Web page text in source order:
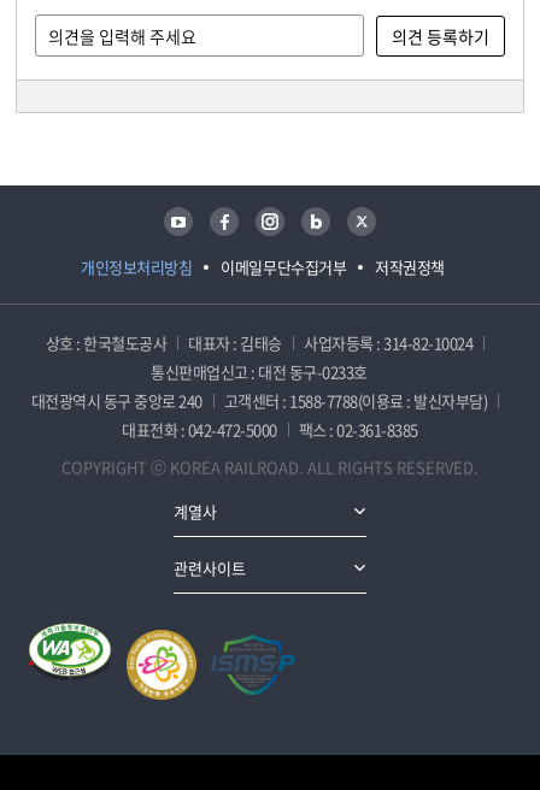
개인정보처리방침 이메일무단수집거부 저작권정책
유튜브 페이스북 인스타그램 블로그 트위터
상호 : 한국철도공사 대표자 : 김태승
사업자등록 : 314-82-10024
통신판매업신고 : 대전 동구-0233호
대전광역시 동구 중앙로 240
고객센터 : 1588-7788(이용료 : 발신자부담)
대표전화 : 042-472-5000
팩스 : 02-361-8385
COPYRIGHT ⓒ KOREA RAILROAD. ALL RIGHTS RESERVED.
계열사
관련사이트